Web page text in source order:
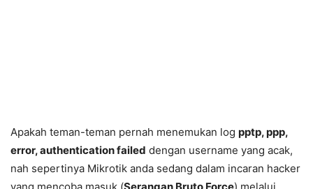
Apakah teman-teman pernah menemukan log pptp, ppp,
error, authentication failed dengan username yang acak,
nah sepertinya Mikrotik anda sedang dalam incaran hacker